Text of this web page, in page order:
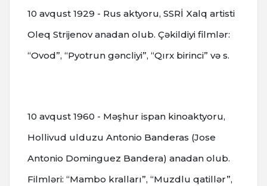
10 avqust 1929 - Rus aktyoru, SSRİ Xalq artisti
Oleq Strijenov anadan olub. Çəkildiyi filmlər:
“Ovod”, “Pyotrun gəncliyi”, “Qırx birinci” və s.
10 avqust 1960 - Məşhur ispan kinoaktyoru,
Hollivud ulduzu Antonio Banderas (Jose
Antonio Dominguez Bandera) anadan olub.
Filmləri: “Mambo kralları”, “Muzdlu qatillər”,